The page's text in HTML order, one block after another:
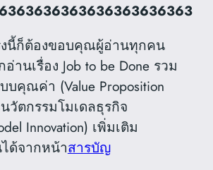
นี้ก็ต้องขอบคุณผู้อ่านทุกคน
านเรื่อง Job to be Done รวม
บคุณค่า (Value Proposition
วัตกรรมโมเดลธุรกิจ
Innovation) เพิ่มเติม
ด้จากหน้าสารบัญ